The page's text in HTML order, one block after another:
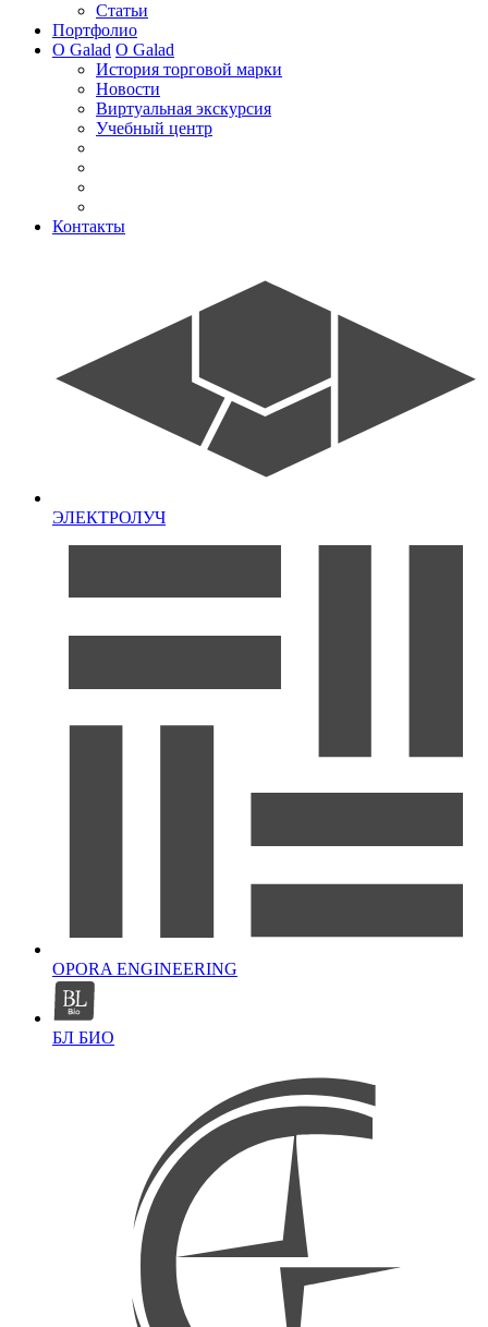
Статьи
Портфолио
О Galad О Galad
История торговой марки
Новости
Виртуальная экскурсия
Учебный центр
Контакты
ЭЛЕКТРОЛУЧ
OPORA ENGINEERING
БЛ БИО